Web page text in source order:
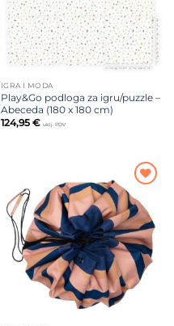
IGRA I MODA
Play&Go podloga za igru/puzzle –
Abeceda (180 x 180 cm)
124,95 € uklj. PDV
Dodajte
na listu
želja